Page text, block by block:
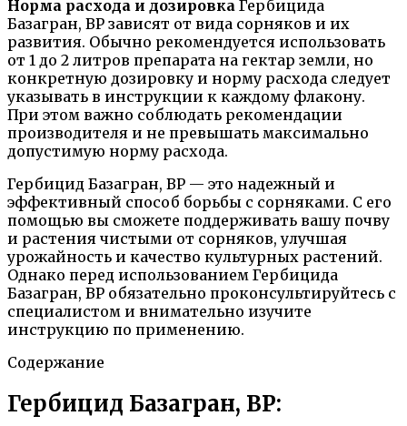
Норма расхода и дозировка Гербицида
Базагран, ВР зависят от вида сорняков и их
развития. Обычно рекомендуется использовать
от 1 до 2 литров препарата на гектар земли, но
конкретную дозировку и норму расхода следует
указывать в инструкции к каждому флакону.
При этом важно соблюдать рекомендации
производителя и не превышать максимально
допустимую норму расхода.
Гербицид Базагран, ВР — это надежный и
эффективный способ борьбы с сорняками. С его
помощью вы сможете поддерживать вашу почву
и растения чистыми от сорняков, улучшая
урожайность и качество культурных растений.
Однако перед использованием Гербицида
Базагран, ВР обязательно проконсультируйтесь с
специалистом и внимательно изучите
инструкцию по применению.
Содержание
Гербицид Базагран, ВР: